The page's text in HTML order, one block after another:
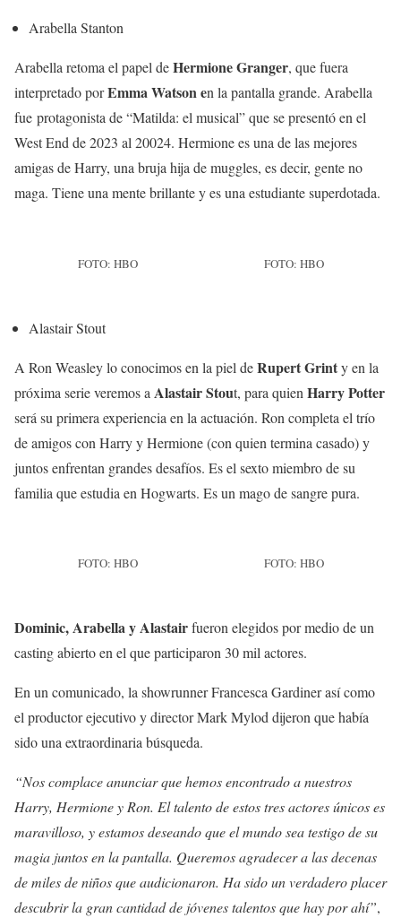
Arabella Stanton
Arabella retoma el papel deHermione Granger, que fuera
interpretado porEmma Watson en la pantalla grande. Arabella
fue protagonista de “Matilda: el musical” que se presentó en el
West End de 2023 al 20024. Hermione es una de las mejores
amigas de Harry, una bruja hija de muggles, es decir, gente no
maga. Tiene una mente brillante y es una estudiante superdotada.
FOTO: HBO FOTO: HBO
Alastair Stout
A Ron Weasley lo conocimos en la piel deRupert Grinty en la
próxima serie veremos a Alastair Stout, para quien Harry Potter
será su primera experiencia en la actuación. Ron completa el trío
de amigos con Harry y Hermione (con quien termina casado) y
juntos enfrentan grandes desafíos. Es el sexto miembro de su
familia que estudia en Hogwarts. Es un mago de sangre pura.
FOTO: HBO FOTO: HBO
Dominic, Arabella y Alastairfueron elegidos por medio de un
casting abierto en el que participaron 30 mil actores.
En un comunicado, la showrunner Francesca Gardiner así como
el productor ejecutivo y director Mark Mylod dijeron que había
sido una extraordinaria búsqueda.
“Nos complace anunciar que hemos encontrado a nuestros
Harry, Hermione y Ron. El talento de estos tres actores únicos es
maravilloso, y estamos deseando que el mundo sea testigo de su
magia juntos en la pantalla. Queremos agradecer a las decenas
de miles de niños que audicionaron. Ha sido un verdadero placer
descubrir la gran cantidad de jóvenes talentos que hay por ahí”,